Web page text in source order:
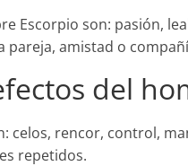
Escorpio son: pasión,
pareja, amistad o
del
celos, rencor, control,
repetidos.